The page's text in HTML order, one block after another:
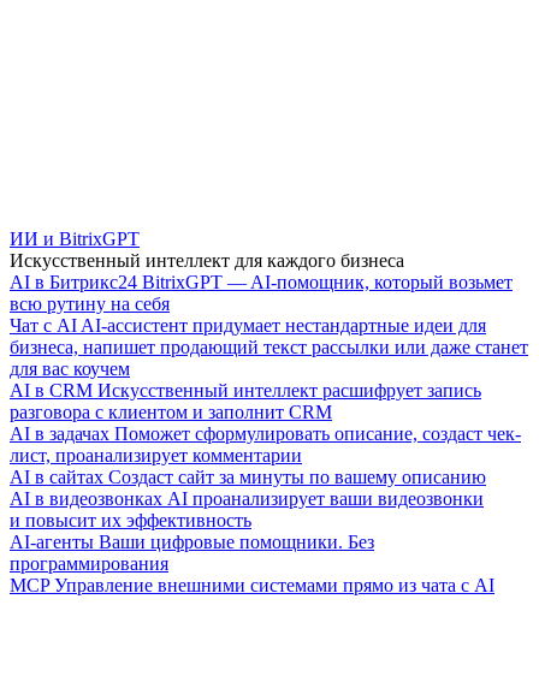
ИИ и BitrixGPT
Искусственный интеллект для каждого бизнеса
AI в Битрикс24 BitrixGPT — AI-помощник, который возьмет
всю рутину на себя
Чат с AI AI-ассистент придумает нестандартные идеи для
бизнеса, напишет продающий текст рассылки или даже станет
для вас коучем
AI в CRM Искусственный интеллект расшифрует запись
разговора с клиентом и заполнит CRM
AI в задачах Поможет сформулировать описание, создаст чек-
лист, проанализирует комментарии
AI в сайтах Создаст сайт за минуты по вашему описанию
AI в видеозвонках AI проанализирует ваши видеозвонки
и повысит их эффективность
AI-агенты Ваши цифровые помощники. Без
программирования
MCP Управление внешними системами прямо из чата с AI